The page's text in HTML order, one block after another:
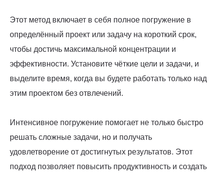
Этот метод включает в себя полное погружение в
определённый проект или задачу на короткий срок,
чтобы достичь максимальной концентрации и
эффективности. Установите чёткие цели и задачи, и
выделите время, когда вы будете работать только над
этим проектом без отвлечений.
Интенсивное погружение помогает не только быстро
решать сложные задачи, но и получать
удовлетворение от достигнутых результатов. Этот
подход позволяет повысить продуктивность и создать